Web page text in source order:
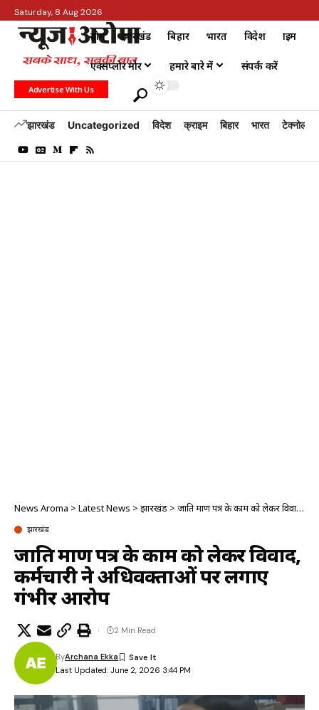
Saturday, 8 Aug 2026
होम झारखंड बिहार भारत विदेश क्राइम
एक्सप्लोर मोर हमारे बारे में संपर्क करें
Advertise With Us
झारखंड Uncategorized विदेश क्राइम बिहार भारत टेक्नोलॉजी
News Aroma > Latest News > झारखंड > जाति प्रमाण पत्र के काम को लेकर विवाद, कर्मचारी ने अधिवक्ताओं पर लगाए गंभीर आरोप
झारखंड
जाति प्रमाण पत्र के काम को लेकर विवाद,
कर्मचारी ने अधिवक्ताओं पर लगाए
गंभीर आरोप
Last Updated: June 2, 2026 3:44 PM
ByArchana Ekka
2 Min Read